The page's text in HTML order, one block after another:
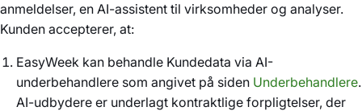
anmeldelser, en AI-assistent til virksomheder og analyser.
Kunden accepterer, at:
EasyWeek kan behandle Kundedata via AI-
underbehandlere som angivet på siden Underbehandlere.
AI-udbydere er underlagt kontraktlige forpligtelser, der